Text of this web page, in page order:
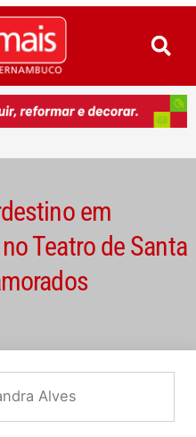
em
Teatro de Santa
Alves